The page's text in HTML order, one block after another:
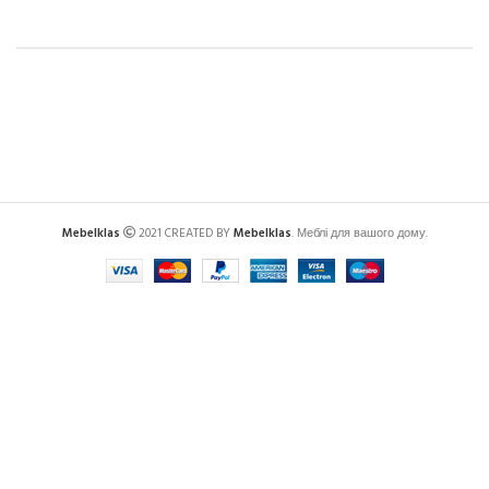
Mebelklas 2021 CREATED BYMebelklas. Меблі для вашого дому.